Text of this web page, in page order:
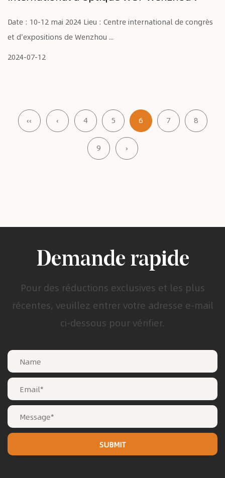
Date : 10-12 mai 2024 Lieu : Centre international de congrès
et d'expositions de Wenzhou ...
2024-07-12
‹‹ ‹ 4 5 6 7 8
9 ›
Demande rapide
Pour des réductions exclusives et les plus
récentes, veuillez entrer votre adresse e-mail
ci-dessous pour vérifier.